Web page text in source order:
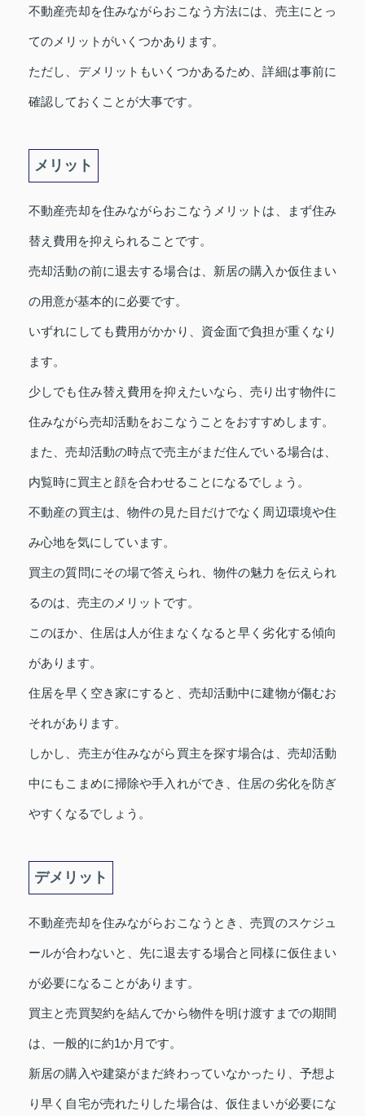
不動産売却を住みながらおこなう方法には、売主にとっ
てのメリットがいくつかあります。
ただし、デメリットもいくつかあるため、詳細は事前に
確認しておくことが大事です。
メリット
不動産売却を住みながらおこなうメリットは、まず住み
替え費用を抑えられることです。
売却活動の前に退去する場合は、新居の購入か仮住まい
の用意が基本的に必要です。
いずれにしても費用がかかり、資金面で負担が重くなり
ます。
少しでも住み替え費用を抑えたいなら、売り出す物件に
住みながら売却活動をおこなうことをおすすめします。
また、売却活動の時点で売主がまだ住んでいる場合は、
内覧時に買主と顔を合わせることになるでしょう。
不動産の買主は、物件の見た目だけでなく周辺環境や住
み心地を気にしています。
買主の質問にその場で答えられ、物件の魅力を伝えられ
るのは、売主のメリットです。
このほか、住居は人が住まなくなると早く劣化する傾向
があります。
住居を早く空き家にすると、売却活動中に建物が傷むお
それがあります。
しかし、売主が住みながら買主を探す場合は、売却活動
中にもこまめに掃除や手入れができ、住居の劣化を防ぎ
やすくなるでしょう。
デメリット
不動産売却を住みながらおこなうとき、売買のスケジュ
ールが合わないと、先に退去する場合と同様に仮住まい
が必要になることがあります。
買主と売買契約を結んでから物件を明け渡すまでの期間
は、一般的に約1か月です。
新居の購入や建築がまだ終わっていなかったり、予想よ
り早く自宅が売れたりした場合は、仮住まいが必要にな